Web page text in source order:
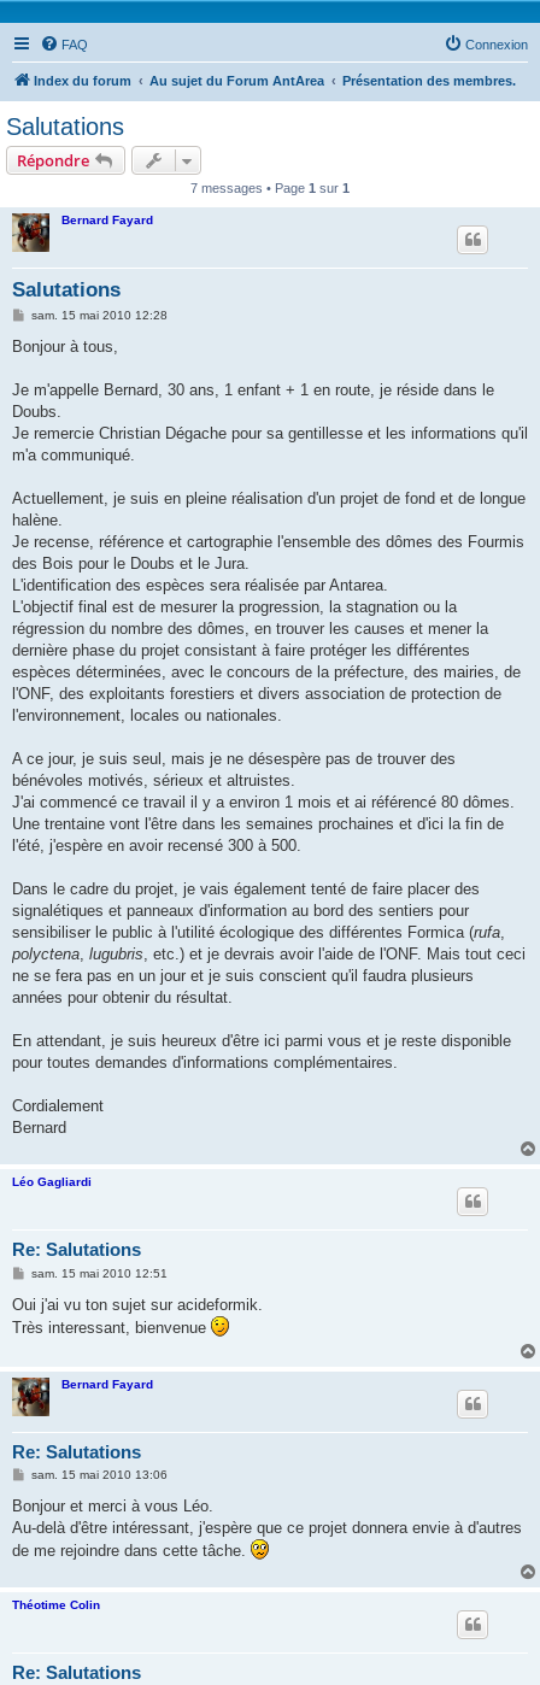
FAQ Connexion
Index du forum Au sujet du Forum AntArea Présentation des membres.
Salutations
Répondre
7 messages • Page 1 sur 1
Bernard Fayard
Salutations
M
s
g
sam. 15 mai 2010 12:28
Bonjour à tous,
Je m'appelle Bernard, 30 ans, 1 enfant + 1 en route, je réside dans le
Doubs.
Je remercie Christian Dégache pour sa gentillesse et les informations qu'il
m'a communiqué.
Actuellement, je suis en pleine réalisation d'un projet de fond et de longue
halène.
Je recense, référence et cartographie l'ensemble des dômes des Fourmis
des Bois pour le Doubs et le Jura.
L'identification des espèces sera réalisée par Antarea.
L'objectif final est de mesurer la progression, la stagnation ou la
régression du nombre des dômes, en trouver les causes et mener la
dernière phase du projet consistant à faire protéger les différentes
espèces déterminées, avec le concours de la préfecture, des mairies, de
l'ONF, des exploitants forestiers et divers association de protection de
l'environnement, locales ou nationales.
A ce jour, je suis seul, mais je ne désespère pas de trouver des
bénévoles motivés, sérieux et altruistes.
J'ai commencé ce travail il y a environ 1 mois et ai référencé 80 dômes.
Une trentaine vont l'être dans les semaines prochaines et d'ici la fin de
l'été, j'espère en avoir recensé 300 à 500.
Dans le cadre du projet, je vais également tenté de faire placer des
signalétiques et panneaux d'information au bord des sentiers pour
sensibiliser le public à l'utilité écologique des différentes Formica (rufa,
polyctena, lugubris, etc.) et je devrais avoir l'aide de l'ONF. Mais tout ceci
ne se fera pas en un jour et je suis conscient qu'il faudra plusieurs
années pour obtenir du résultat.
En attendant, je suis heureux d'être ici parmi vous et je reste disponible
pour toutes demandes d'informations complémentaires.
Cordialement
Bernard
Léo Gagliardi
Re: Salutations
M
s
a
sam. 15 mai 2010 12:51
Oui j'ai vu ton sujet sur acideformik.
Très interessant, bienvenue
Bernard Fayard
Re: Salutations
M
s
a
g
e
sam. 15 mai 2010 13:06
Bonjour et merci à vous Léo.
Au-delà d'être intéressant, j'espère que ce projet donnera envie à d'autres
de me rejoindre dans cette tâche.
Théotime Colin
Re: Salutations